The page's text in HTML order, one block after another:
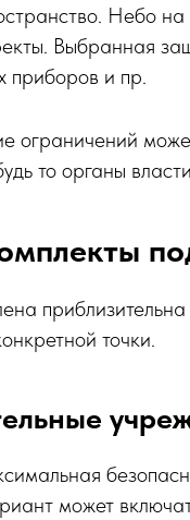
Небо
Выбранная
приборов и пр.
ограничений
то органы
точки.
может